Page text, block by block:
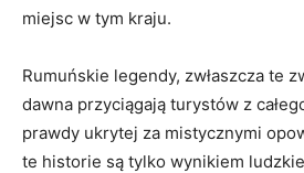
⁤miejsc w tym kraju.
Rumuńskie legendy, zwłaszcza te
dawna przyciągają turystów z
prawdy ukrytej za mistycznymi
te ⁣historie są‍ tylko wynikiem